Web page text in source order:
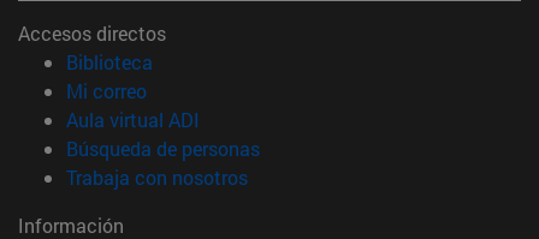
Accesos directos
Biblioteca
Mi correo(abre en nueva ventana)
Aula virtual ADI
Búsqueda de personas(abre en nueva ventana)
Trabaja con nosotros(abre en nueva ventana)
Información